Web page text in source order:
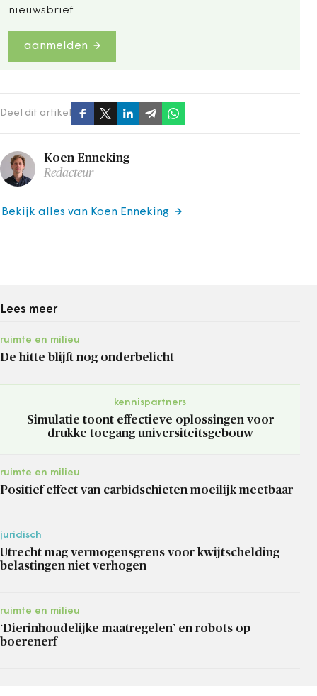
nieuwsbrief
aanmelden
Deel dit artikel
Koen Enneking
Redacteur
Bekijk alles van Koen Enneking
Lees meer
ruimte en milieu
De hitte blijft nog onderbelicht
kennispartners
Simulatie toont effectieve oplossingen voor
drukke toegang universiteitsgebouw
ruimte en milieu
Positief effect van carbidschieten moeilijk meetbaar
juridisch
Utrecht mag vermogensgrens voor kwijtschelding
belastingen niet verhogen
ruimte en milieu
‘Dierinhoudelijke maatregelen’ en robots op
boerenerf